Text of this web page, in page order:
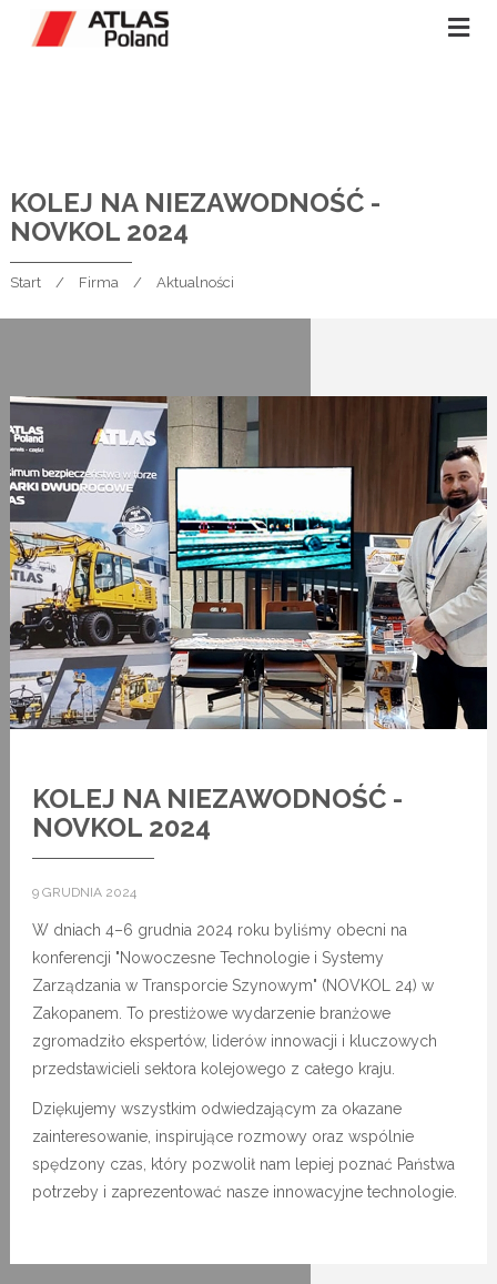
KOLEJ NA NIEZAWODNOŚĆ -
NOVKOL 2024
Start Firma Aktualności
KOLEJ NA NIEZAWODNOŚĆ -
NOVKOL 2024
9 GRUDNIA 2024
W dniach 4–6 grudnia 2024 roku byliśmy obecni na
konferencji "Nowoczesne Technologie i Systemy
Zarządzania w Transporcie Szynowym" (NOVKOL 24) w
Zakopanem. To prestiżowe wydarzenie branżowe
zgromadziło ekspertów, liderów innowacji i kluczowych
przedstawicieli sektora kolejowego z całego kraju.
Dziękujemy wszystkim odwiedzającym za okazane
zainteresowanie, inspirujące rozmowy oraz wspólnie
spędzony czas, który pozwolił nam lepiej poznać Państwa
potrzeby i zaprezentować nasze innowacyjne technologie.